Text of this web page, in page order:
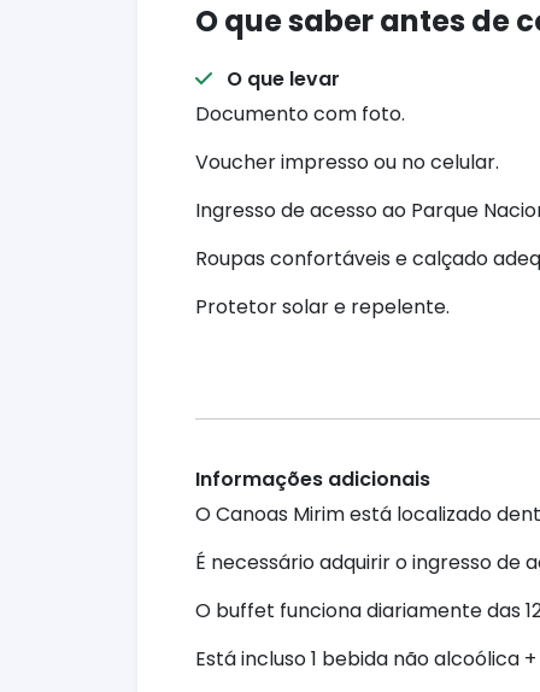
O que saber antes de
O que levar
Documento com foto.
Voucher impresso ou no celular.
Ingresso de acesso ao Parque
Roupas confortáveis e calçado
Protetor solar e repelente.
Informações adicionais
O Canoas Mirim está localizado
É necessário adquirir o ingresso de
O buffet funciona diariamente das
Está incluso 1 bebida não alcoólica